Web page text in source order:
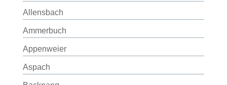
Allensbach
Ammerbuch
Appenweier
Aspach